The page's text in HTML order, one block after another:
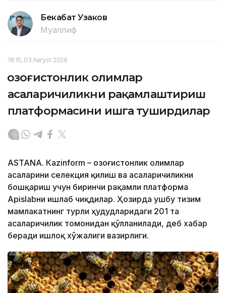
Бекабат Узаков
Муаллиф
18:15, 03 Август 2026
Қозоғистонлик олимлар
асаларичиликни рақамлаштириш
платформасини ишга туширдилар
ASTANА. Кazinform – Қозоғистонлик олимлар
асаларини селекция қилиш ва асаларичиликни
бошқариш учун биринчи рақамли платформа
Apislabни ишлаб чиқдилар. Ҳозирда ушбу тизим
мамлакатнинг турли ҳудудларидаги 201 та
асаларичилик томонидан қўлланилади, деб хабар
беради Қишлоқ хўжалиги вазирлиги.